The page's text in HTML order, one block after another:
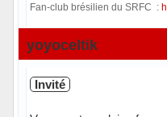
Fan-club brésilien du SRFC :
Hors ligne
yoyoceltik
Invité